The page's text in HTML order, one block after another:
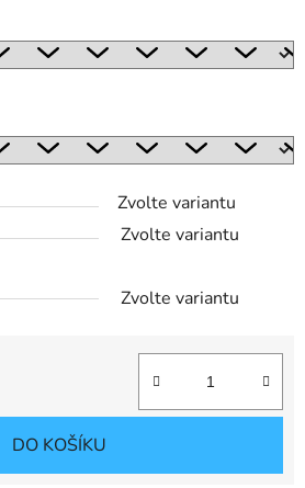
Zvolte variantu
Zvolte variantu
Zvolte variantu
DO KOŠÍKU